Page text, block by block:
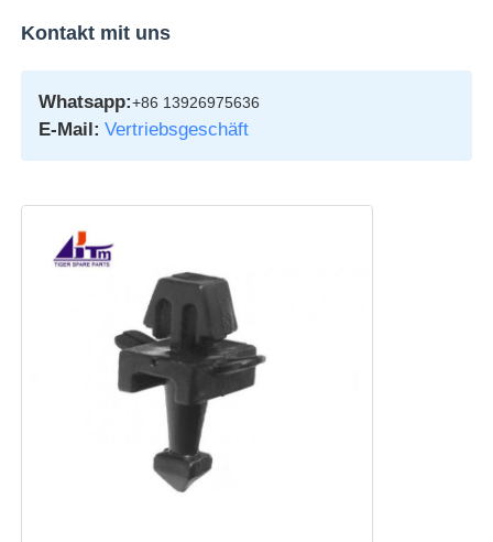
Kontakt mit uns
Whatsapp:+86 13926975636
E-Mail: Vertriebsgeschäft